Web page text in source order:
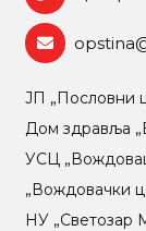
ЈП „Пословни
Дом здравља
УСЦ
„Вождовачки
НУ „Светозар